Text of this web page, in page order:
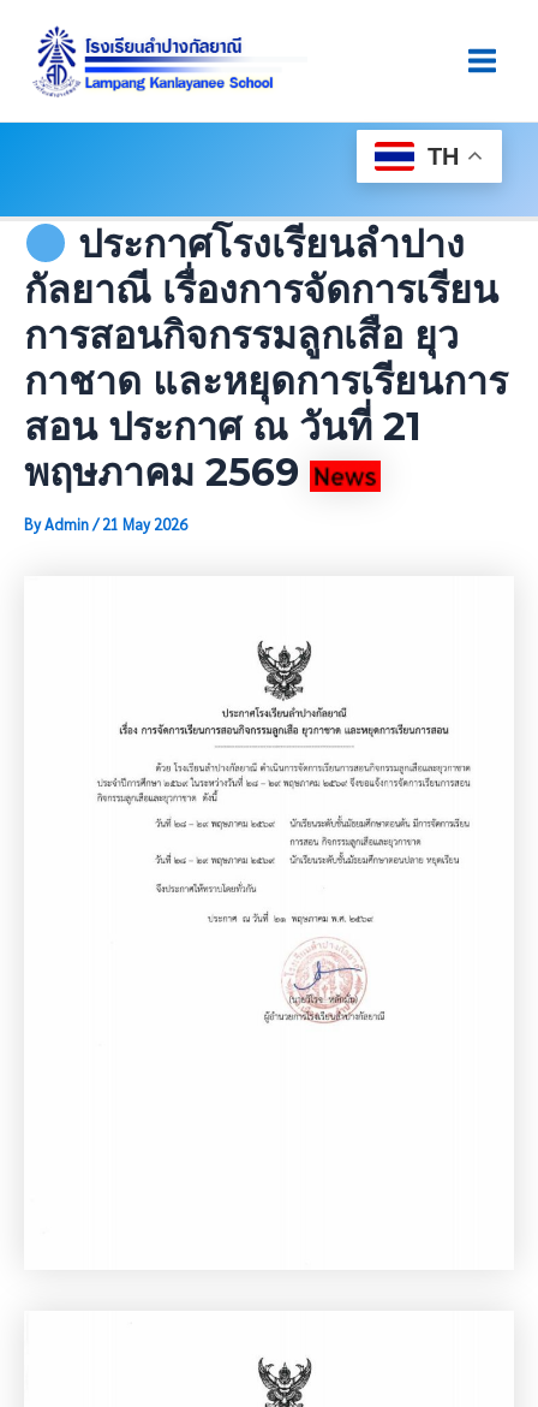
Content
TH
ประกาศโรงเรียนลำปาง
กัลยาณี เรื่องการจัดการเรียน
การสอนกิจกรรมลูกเสือ ยุว
กาชาด และหยุดการเรียนการ
สอน ประกาศ ณ วันที่ 21
พฤษภาคม 2569
ByAdmin/21 May 2026
Navigation